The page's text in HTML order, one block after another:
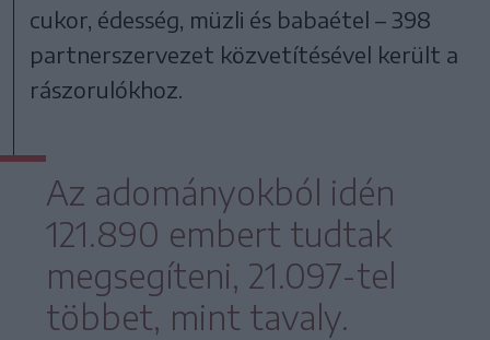
cukor, édesség, müzli és babaétel – 398
partnerszervezet közvetítésével került a
rászorulókhoz.
Az adományokból idén
121.890 embert tudtak
megsegíteni, 21.097-tel
többet, mint tavaly.